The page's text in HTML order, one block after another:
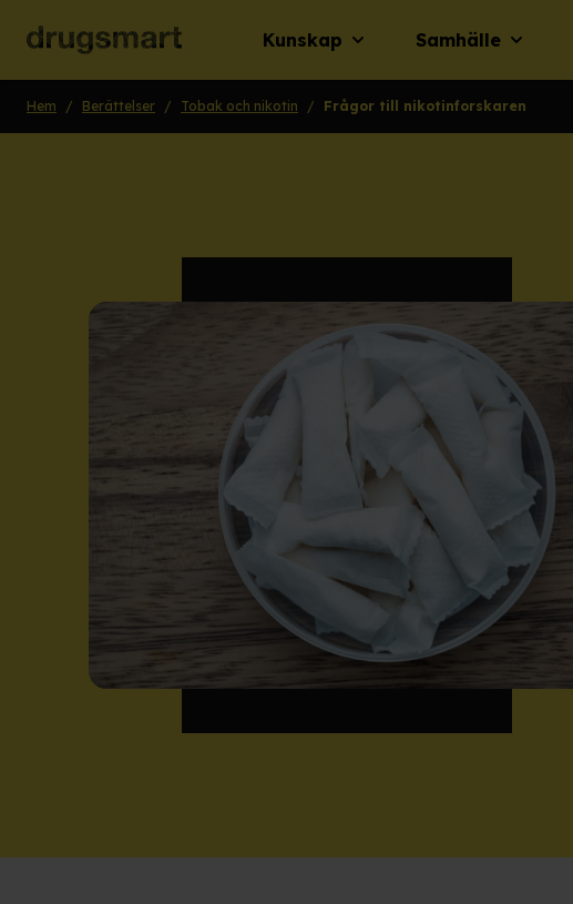
Kunskap Samhälle
Hem / Berättelser / Tobak och nikotin / Frågor till nikotinforskaren